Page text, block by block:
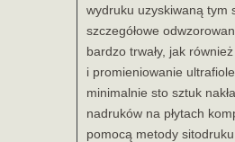
wydruku uzyskiwaną tym
szczegółowe
bardzo trwały, jak
i promieniowanie
minimalnie sto sztuk
nadruków na płytach
pomocą metody